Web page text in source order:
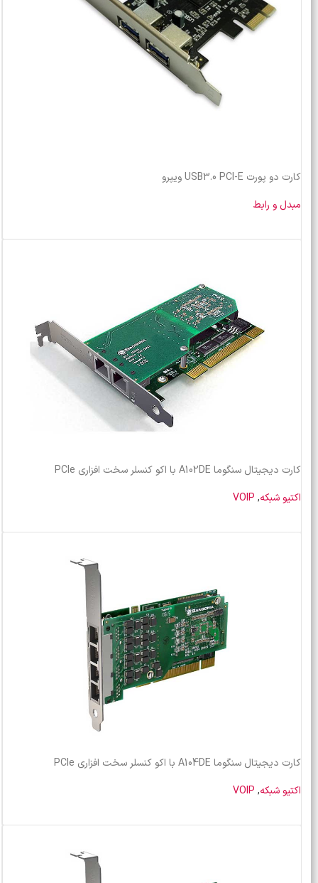
کارت دو پورت USB3.0 PCI-E ویپرو
مبدل و رابط
کارت دیجیتال سنگوما A102DE با اکو کنسلر سخت افزاری PCIe
اکتیو شبکه,
VOIP
کارت دیجیتال سنگوما A104DE با اکو کنسلر سخت افزاری PCIe
اکتیو شبکه,
VOIP